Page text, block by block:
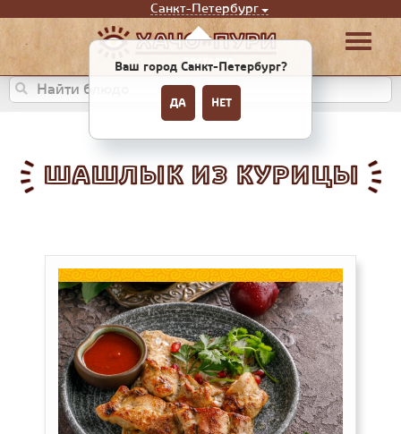
Санкт-Петербург
Ваш город Санкт-Петербург?
ДА НЕТ
ШАШЛЫК ИЗ КУРИЦЫ